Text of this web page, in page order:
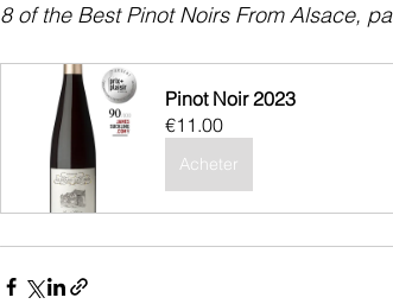
8 of the Best Pinot Noirs From Alsace,
Pinot Noir 2023
€11.00
Acheter